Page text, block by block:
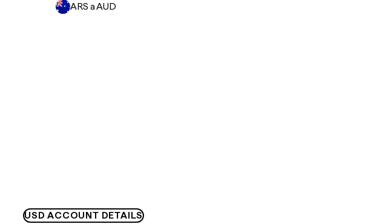
ARS a AUD
USD ACCOUNT DETAILS